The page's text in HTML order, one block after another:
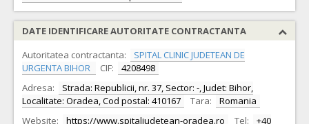
DATE IDENTIFICARE AUTORITATE CONTRACTANTA
Autoritatea contractanta:
SPITAL CLINIC JUDETEAN DE
URGENTA BIHOR
CIF:
4208498
Adresa:
Strada: Republicii, nr. 37, Sector: -, Judet: Bihor,
Localitate: Oradea, Cod postal: 410167
Tara:
Romania
Website:
https://www.spitaljudetean-oradea.ro Tel:
+40